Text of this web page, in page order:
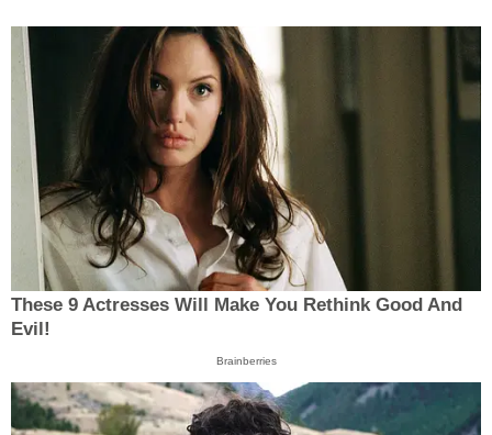
These 9 Actresses Will Make You Rethink Good And
Evil!
Brainberries